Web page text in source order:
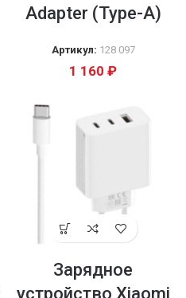
Adapter (Type-A)
Артикул: 128 097
1 160 ₽
Зарядное
устройство Xiaomi